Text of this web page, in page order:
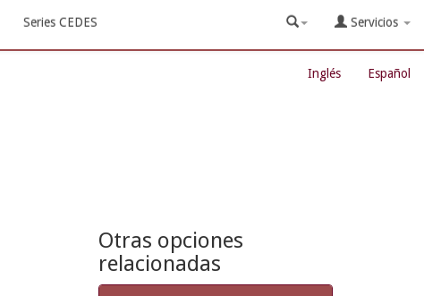
Series CEDES Servicios
Inglés Español
Otras opciones
relacionadas